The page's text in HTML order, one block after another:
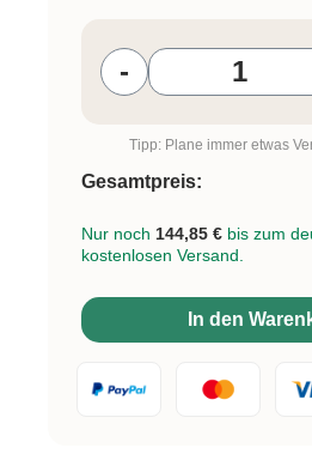
-
Tipp: Plane immer etwas
Gesamtpreis:
Nur noch 144,85 € bis zum
kostenlosen Versand.
In den